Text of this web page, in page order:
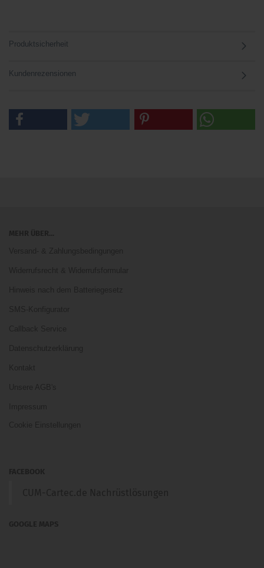
Produktsicherheit
Kundenrezensionen